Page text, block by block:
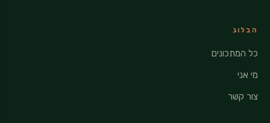
הבלוג
כל המתכונים
מי אני
צור קשר